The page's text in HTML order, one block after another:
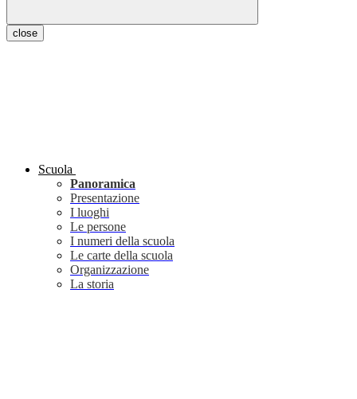
close
Scuola
Panoramica
Presentazione
I luoghi
Le persone
I numeri della scuola
Le carte della scuola
Organizzazione
La storia